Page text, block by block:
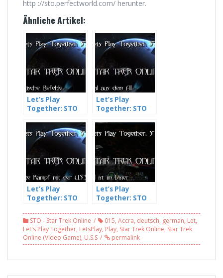
http ://sto.perfectworld.com/ herunter.
Ähnliche Artikel:
Let’s Play
Together: STO
Online) #005 –
Diplomatische
Befehle
Let’s Play
Together: STO
Online) #011 –
Alarm aus dem
All
Let’s Play
Together: STO
Online) #018 –
Der erste Kampf
mit der U.S.S.
Accra
Let’s Play
Together: STO
Online) #023
[HD] – Das Ziel ist
im Visier
STO - Star Trek Online 015, Accra, deutsch, german, Let,
Let's Play Together, LetsPlay, Play, Star Trek Online, Star Trek
Online (Video Game), U.S.S permalink